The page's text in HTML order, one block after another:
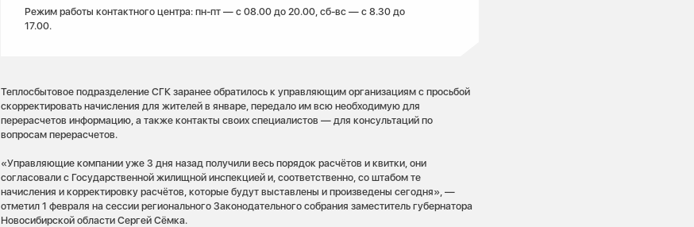
Режим работы контактного центра: пн-пт — с 08.00 до 20.00, сб-вс — с 8.30 до
17.00.
Теплосбытовое подразделение СГК заранее обратилось к управляющим организациям с просьбой
скорректировать начисления для жителей в январе, передало им всю необходимую для
перерасчетов информацию, а также контакты своих специалистов — для консультаций по
вопросам перерасчетов.
«Управляющие компании уже 3 дня назад получили весь порядок расчётов и квитки, они
согласовали с Государственной жилищной инспекцией и, соответственно, со штабом те
начисления и корректировку расчётов, которые будут выставлены и произведены сегодня», —
отметил 1 февраля на сессии регионального Законодательного собрания заместитель губернатора
Новосибирской области Сергей Сёмка.